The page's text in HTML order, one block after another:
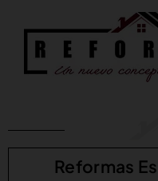
contenido
Reformas